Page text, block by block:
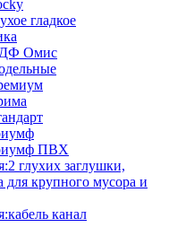
гладкое
Омис
ПВХ
глухих заглушки,
для крупного мусора и
канал